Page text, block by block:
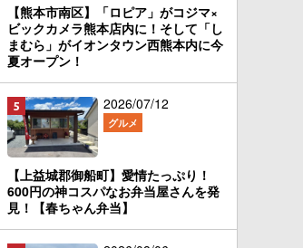
【熊本市南区】「ロピア」がコジマ×
ビックカメラ熊本店内に！そして「し
まむら」がイオンタウン西熊本内に今
夏オープン！
2026/07/12
グルメ
【上益城郡御船町】愛情たっぷり！
600円の神コスパなお弁当屋さんを発
見！【春ちゃん弁当】